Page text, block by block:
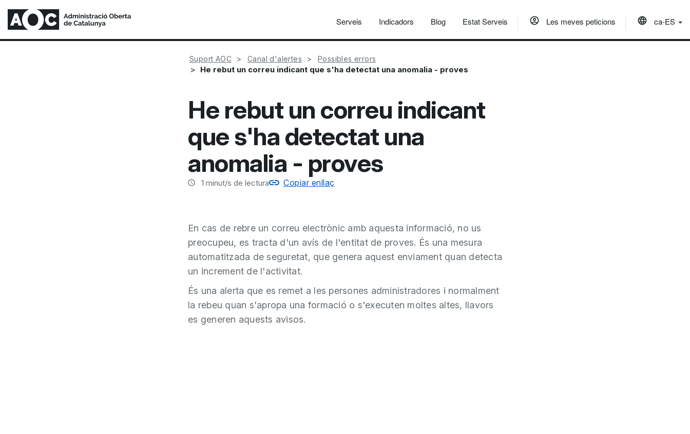
Serveis Indicadors Blog Estat Serveis Les meves peticions ca-ES
Suport AOC Canal d'alertes Possibles errors
He rebut un correu indicant que s'ha detectat una anomalia - proves
He rebut un correu indicant
que s'ha detectat una
anomalia - proves
1 minut/s de lectura Copiar enllaç
En cas de rebre un correu electrònic amb aquesta informació, no us
preocupeu, es tracta d'un avís de l'entitat de proves. És una mesura
automatitzada de seguretat, que genera aquest enviament quan detecta
un increment de l'activitat.
És una alerta que es remet a les persones administradores i normalment
la rebeu quan s'apropa una formació o s'executen moltes altes, llavors
es generen aquests avisos.